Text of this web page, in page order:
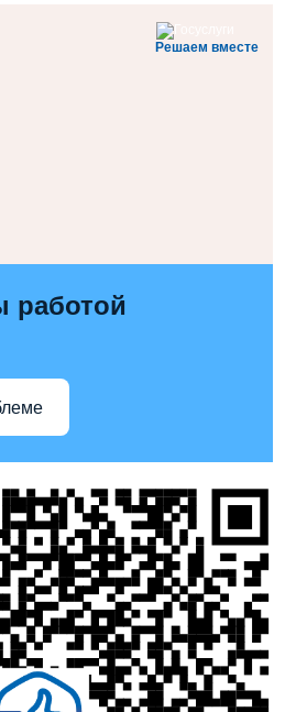
Решаем вместе
работой